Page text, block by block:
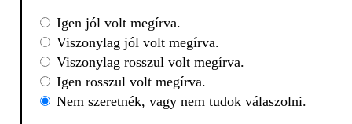
Igen jól volt megírva.
Viszonylag jól volt megírva.
Viszonylag rosszul volt megírva.
Igen rosszul volt megírva.
Nem szeretnék, vagy nem tudok válaszolni.